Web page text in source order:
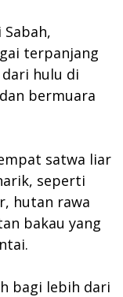
terpanjang
dari hulu di
bermuara
satwa liar
seperti
hutan rawa
bakau yang
bagi lebih dari